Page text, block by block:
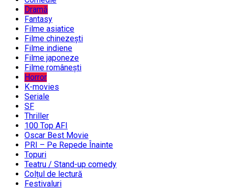
Dramă
Fantasy
Filme asiatice
Filme chinezești
Filme indiene
Filme japoneze
Filme românești
Horror
K-movies
Seriale
SF
Thriller
100 Top AFI
Oscar Best Movie
PRI – Pe Repede Înainte
Topuri
Teatru / Stand-up comedy
Colțul de lectură
Festivaluri